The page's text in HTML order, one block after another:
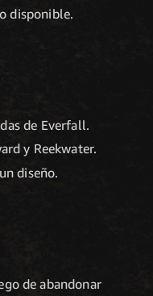
disponible.
de Everfall.
y Reekwater.
diseño.
de abandonar